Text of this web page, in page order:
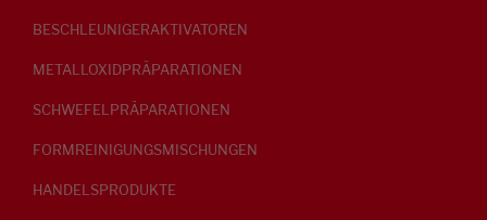
BESCHLEUNIGERAKTIVATOREN
METALLOXIDPRÄPARATIONEN
SCHWEFELPRÄPARATIONEN
FORMREINIGUNGSMISCHUNGEN
HANDELSPRODUKTE